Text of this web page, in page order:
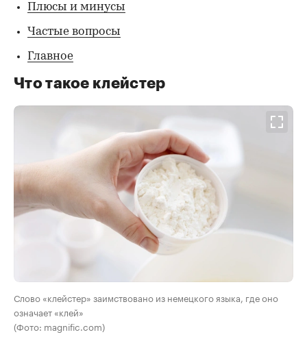
Плюсы и минусы
Частые вопросы
Главное
Что такое клейстер
Слово «клейстер» заимствовано из немецкого языка, где оно
означает «клей»
(Фото: magnific.com)